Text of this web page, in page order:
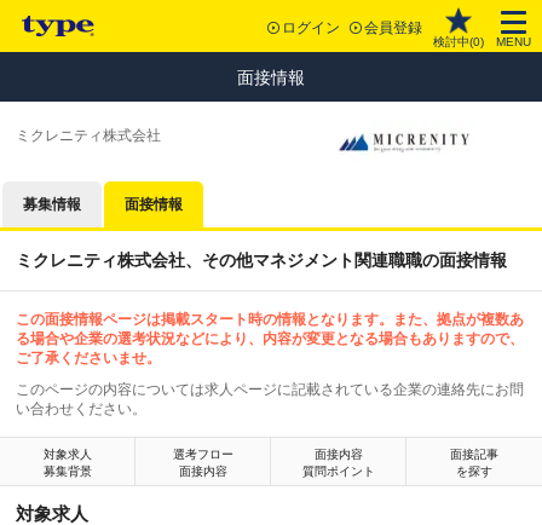
ログイン 会員登録
検討中(0) MENU
面接情報
ミクレニティ株式会社
募集情報 面接情報
ミクレニティ株式会社、その他マネジメント関連職職の面接情報
この面接情報ページは掲載スタート時の情報となります。また、拠点が複数あ
る場合や企業の選考状況などにより、内容が変更となる場合もありますので、
ご了承くださいませ。
このページの内容については求人ページに記載されている企業の連絡先にお問
い合わせください。
対象求人
募集背景
選考フロー
面接内容
面接内容
質問ポイント
面接記事
を探す
対象求人